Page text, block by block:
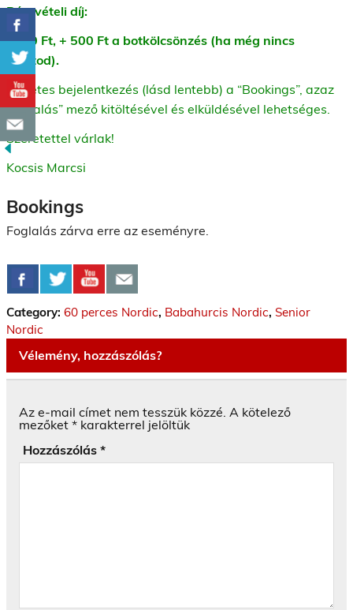
Részvételi díj:
1000 Ft, + 500 Ft a botkölcsönzés (ha még nincs
sajátod).
Előzetes bejelentkezés (lásd lentebb) a “Bookings”, azaz
“foglalás” mező kitöltésével és elküldésével lehetséges.
Szeretettel várlak!
Kocsis Marcsi
Bookings
Foglalás zárva erre az eseményre.
Category: 60 perces Nordic, Babahurcis Nordic, Senior
Nordic
Vélemény, hozzászólás?
Az e-mail címet nem tesszük közzé. A kötelező
mezőket * karakterrel jelöltük
Hozzászólás *